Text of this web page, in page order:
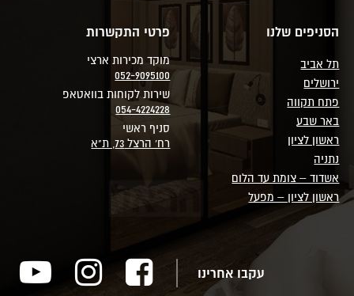
הסניפים שלנו
תל אביב
ירושלים
פתח תקווה
באר שבע
ראשון לציון
נתניה
אשדוד – צומת עד הלום
ראשון לציון – מפעל
פרטי התקשרות
מוקד מכירות ארצי
052-9095100
שירות לקוחות בוואטאפ
054-4224228
סניף ראשי
רח' הרצל 73, ת"א
עקבו אחרינו